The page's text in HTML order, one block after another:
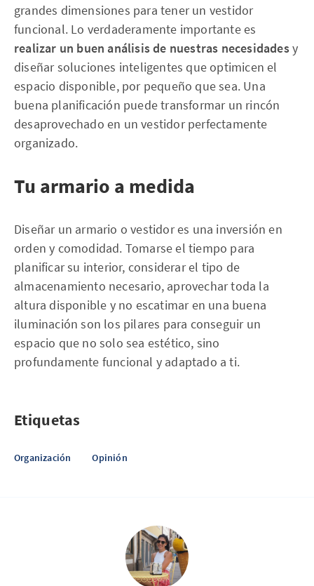
grandes dimensiones para tener un vestidor
funcional. Lo verdaderamente importante es
realizar un buen análisis de nuestras necesidadesy
diseñar soluciones inteligentes que optimicen el
espacio disponible, por pequeño que sea. Una
buena planificación puede transformar un rincón
desaprovechado en un vestidor perfectamente
organizado.
Tu armario a medida
Diseñar un armario o vestidor es una inversión en
orden y comodidad. Tomarse el tiempo para
planificar su interior, considerar el tipo de
almacenamiento necesario, aprovechar toda la
altura disponible y no escatimar en una buena
iluminación son los pilares para conseguir un
espacio que no solo sea estético, sino
profundamente funcional y adaptado a ti.
Etiquetas
Organización Opinión